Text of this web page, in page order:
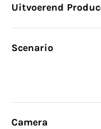
Uitvoerend
Scenario
Camera